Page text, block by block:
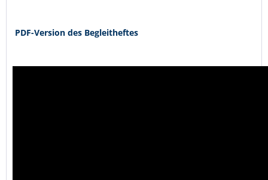
PDF-Version des Begleitheftes